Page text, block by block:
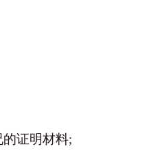
证明材料;